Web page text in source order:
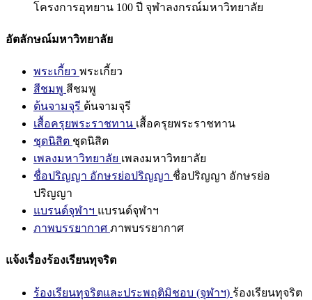
โครงการอุทยาน 100 ปี จุฬาลงกรณ์มหาวิทยาลัย
อัตลักษณ์มหาวิทยาลัย
พระเกี้ยว พระเกี้ยว
สีชมพู สีชมพู
ต้นจามจุรี ต้นจามจุรี
เสื้อครุยพระราชทาน เสื้อครุยพระราชทาน
ชุดนิสิต ชุดนิสิต
เพลงมหาวิทยาลัย เพลงมหาวิทยาลัย
ชื่อปริญญา อักษรย่อปริญญา ชื่อปริญญา อักษรย่อ
ปริญญา
แบรนด์จุฬาฯ แบรนด์จุฬาฯ
ภาพบรรยากาศ ภาพบรรยากาศ
แจ้งเรื่องร้องเรียนทุจริต
ร้องเรียนทุจริตและประพฤติมิชอบ (จุฬาฯ) ร้องเรียนทุจริต